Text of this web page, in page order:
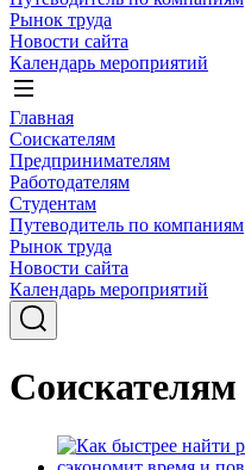
Рынок труда
Новости сайта
Календарь мероприятий
Главная
Соискателям
Предпринимателям
Работодателям
Студентам
Путеводитель по компаниям
Рынок труда
Новости сайта
Календарь мероприятий
Соискателям